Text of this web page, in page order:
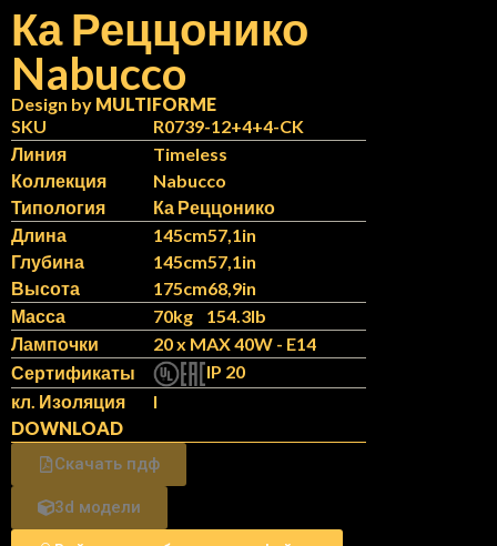
IT
Nabucco
Design by MULTIFORME
Ка Реццонико
SKU
R0739-12+4+4-CK
Линия
Timeless
Коллекция
Nabucco
Типология
Ка Реццонико
Длина
145cm57,1in
Глубина
145cm57,1in
Высота
175cm68,9in
Масса
70kg
154.3lb
Лампочки
20 x MAX 40W - E14
Сертификаты
IP 20
кл. Изоляция
I
DOWNLOAD
Скачать пдф
3d модели